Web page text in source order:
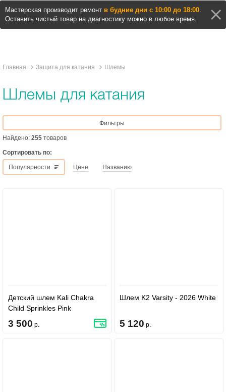
Мастерская производит ремонт в будние дни с 10:00 до 18:00.
Оставить чистый товар на диагностику можно в любое время.
Главная Защита для катания Шлемы
Шлемы для катания
Фильтры
Сортировать по:
Популярности Цене Названию
Детский шлем Kali Chakra
Child Sprinkles Pink
3 500 р.
Шлем K2 Varsity - 2026 White
5 120 р.
Найдено: 255 товаров